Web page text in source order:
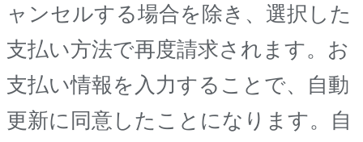
ャンセルする場合を除き、選択した
支払い方法で再度請求されます。お
支払い情報を入力することで、自動
更新に同意したことになります。自